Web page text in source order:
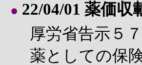
● 22/04/01 薬価収
厚労省告示５
薬としての保険